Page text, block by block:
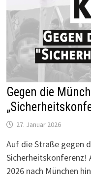
Gegen die
27. Januar 2026
Auf die Straße gegen
Sicherheitskonferenz!
2026 nach München